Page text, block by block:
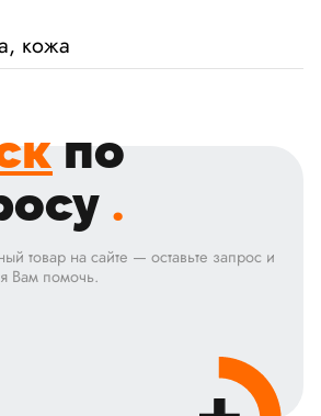
кожа
по
.
товар на сайте — оставьте запрос и
Вам помочь.